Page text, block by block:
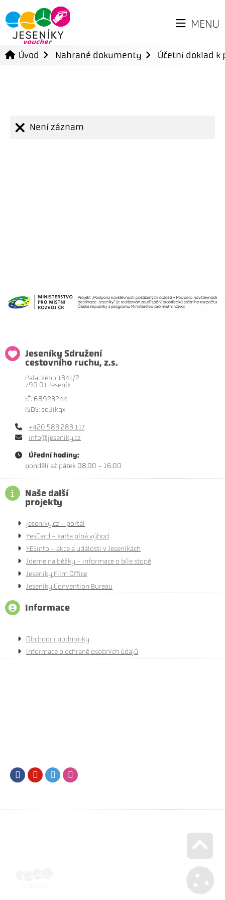
MENU
Úvod Nahrané dokumenty Účetní doklad
Není záznam
Jeseníky Sdružení
cestovního ruchu, z.s.
Palackého 1341/2
790 01 Jeseník
IČ: 68923244
ISDS: aq3ikqx
+420 583 283 117
info@jeseniky.cz
Úřední hodiny:
pondělí až pátek 08:00 - 16:00
Naše další
projekty
jeseniky.cz - portál
YesCard - karta plná výhod
YESinfo - akce a události v Jeseníkách
Jdeme na běžky - informace o bíle stopě
Jeseníky Film Office
Jeseníky Convention Bureau
Informace
Obchodní podmínky
Informace o ochraně osobních údajů
FacebookYoutubeTwitter
Go